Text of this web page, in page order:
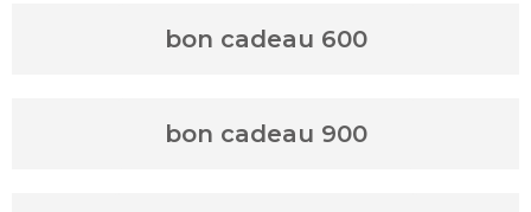
bon cadeau 600
bon cadeau 900